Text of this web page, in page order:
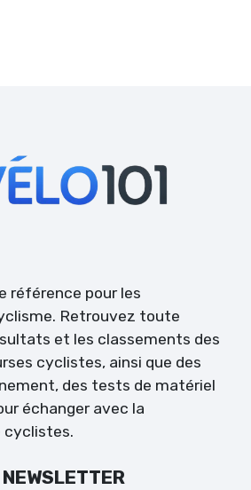
référence pour les
Retrouvez toute
et les classements des
cyclistes, ainsi que des
des tests de matériel
échanger avec la
cyclistes.